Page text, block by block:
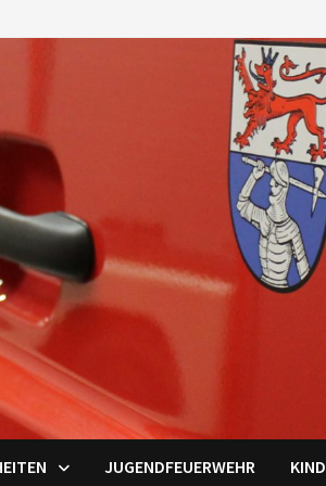
JUGENDFEUERWEHR